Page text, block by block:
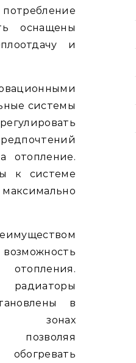
оснащены
и
системы
отопление.
к системе
в
зонах